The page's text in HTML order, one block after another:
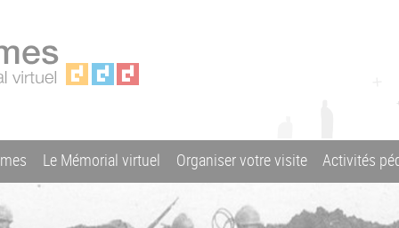
Le Mémorial virtuel Organiser votre visite Activités